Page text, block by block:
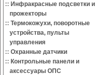
:: Инфракрасные подсветки и
прожекторы
:: Термокожухи, поворотные
устройства, пульты
управления
:: Охранные датчики
:: Контрольные панели и
аксессуары ОПС